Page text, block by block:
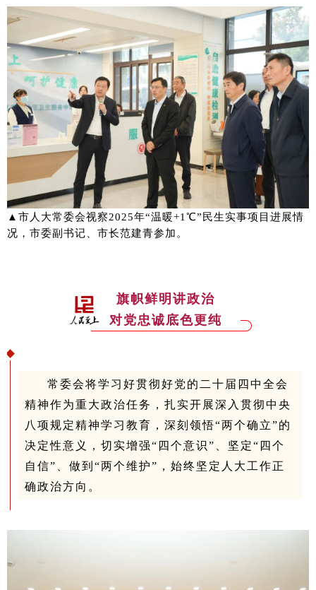
▲ 市人大常委会视察2025年“温暖+1℃”民生实事项目进展情
况，市委副书记、市长范建青参加。
旗帜鲜明讲政治
对党忠诚底色更纯
常委会将学习好贯彻好党的二十届四中全会
精神作为重大政治任务，扎实开展深入贯彻中央
八项规定精神学习教育，深刻领悟“两个确立”的
决定性意义，切实增强“四个意识”、坚定“四个
自信”、做到“两个维护”，始终坚定人大工作正
确政治方向。